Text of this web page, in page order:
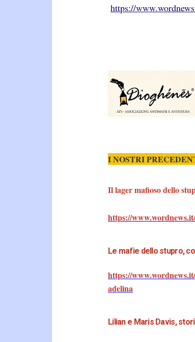
https://
I NOSTRI
Il lager mafioso dello
https://
Le mafie dello stupro,
https://
adelina
Lilian e Maris Davis,